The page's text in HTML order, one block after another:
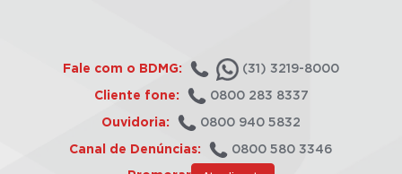
Fale com o BDMG: (31) 3219-8000
Cliente fone: 0800 283 8337
Ouvidoria: 0800 940 5832
Canal de Denúncias: 0800 580 3346